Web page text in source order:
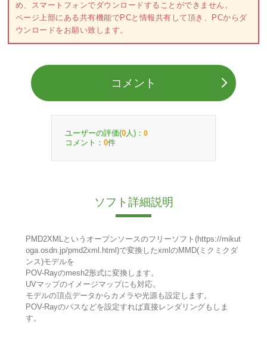
め、スマートフォンでダウンロードすることができません。
ページ上部にある共有機能でPCと情報共有して頂き、PCからダ
ウンロードをお願い致します。
コメント
ユーザーの評価(0 人)： 0
コメント： 0件
ソフト詳細説明
PMD2XMLというオープンソースのフリーソフト(https://mikut
oga.osdn.jp/pmd2xml.html)で変換したxmlのMMD(ミクミクダ
ンス)モデルを
POV-Rayのmesh2形式に変換します。
UVマップのイメージマップにも対応。
モデルの頂点データからカメラや光源も設定します。
POV-Rayのパスなどを設定すれば直接レンダリングもしま
す。